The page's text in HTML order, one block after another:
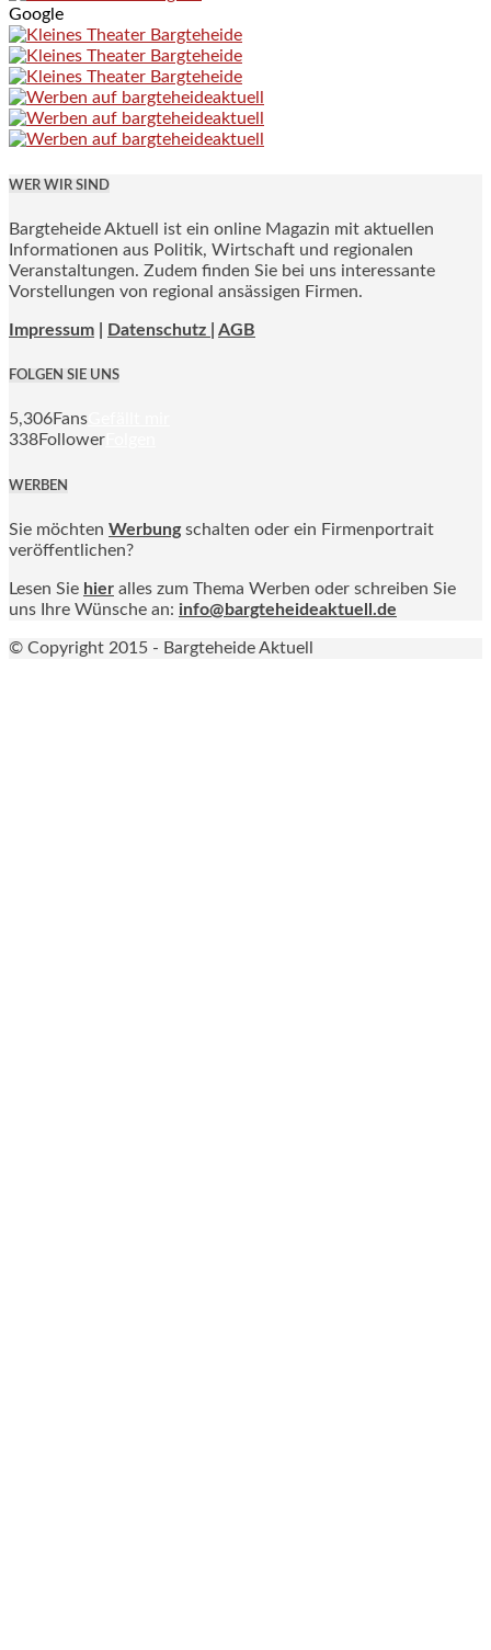
Google
WER WIR SIND
Bargteheide Aktuell ist ein online Magazin mit aktuellen
Informationen aus Politik, Wirtschaft und regionalen
Veranstaltungen. Zudem finden Sie bei uns interessante
Vorstellungen von regional ansässigen Firmen.
Impressum Datenschutz | AGB
FOLGEN SIE UNS
5,306Fans
338Follower
WERBEN
Sie möchten Werbung schalten oder ein Firmenportrait
veröffentlichen?
Lesen Sie hier alles zum Thema Werben oder schreiben Sie
uns Ihre Wünsche an: info@bargteheideaktuell.de
© Copyright 2015 - Bargteheide Aktuell